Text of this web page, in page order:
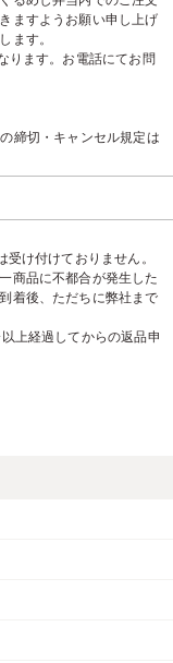
ますようお願い申し上げ
ます。
ります。お電話にてお問
締切・キャンセル規定は
け付けておりません。
商品に不都合が発生した
着後、ただちに弊社まで
上経過してからの返品申